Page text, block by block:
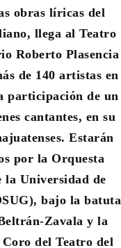
obras líricas del
llega al Teatro
Roberto Plasencia
de 140 artistas en
participación de un
cantantes, en su
Estarán
por la Orquesta
la Universidad de
), bajo la batuta
Zavala y la
Coro del Teatro del